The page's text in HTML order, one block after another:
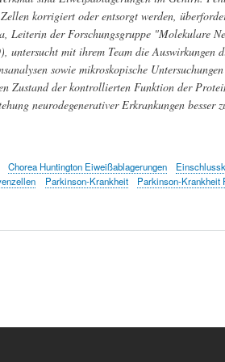
korrigiert oder entsorgt werden,
Leiterin der Forschungsgruppe "Molekulare
mit ihrem Team die Auswirkungen
sowie mikroskopische
Zustand der kontrollierten Funktion der
neurodegenerativer Erkrankungen
Chorea Huntington Eiweißablagerungen
Parkinson-Krankheit Parkinson-Krankheit